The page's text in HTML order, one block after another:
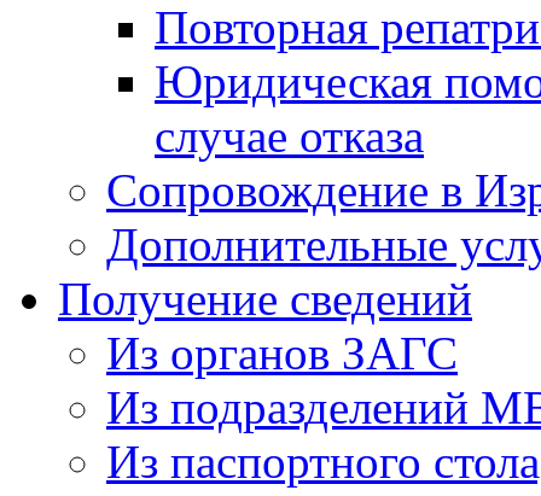
Повторная
Юридическая
случае отказа
Сопровождение в
Дополнительные
Получение сведений
Из органов ЗАГС
Из подразделений
Из паспортного